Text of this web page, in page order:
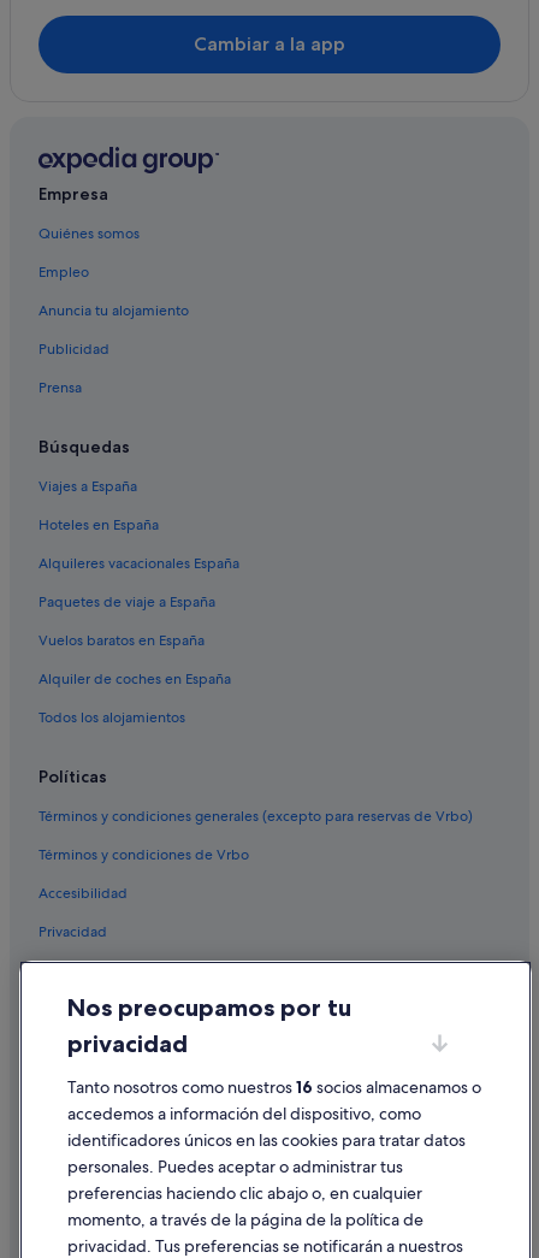
Ida Valley hoteles
Campings de caravanas en Cromwell
Aramoana hoteles
Airedale hoteles
Meadowbank hoteles
Naseby hoteles
Lauder hoteles
Ranfurly hoteles
Lower Shotover hoteles
Dingle Burn hoteles
Luggate hoteles
Tapanui hoteles
Herbert hoteles
Oamaru hoteles
St. Bathans hoteles
Queenstown hoteles
Bannockburn hoteles
Kononi hoteles
Ophir hoteles
Cambiar a la app
Empresa
Quiénes somos
Empleo
Anuncia tu alojamiento
Publicidad
Prensa
Búsquedas
Viajes a España
Hoteles en España
Alquileres vacacionales España
Paquetes de viaje a España
Vuelos baratos en España
Alquiler de coches en España
Todos los alojamientos
Políticas
Términos y condiciones generales (excepto para reservas de Vrbo)
Términos y condiciones de Vrbo
Accesibilidad
Privacidad
Condiciones de uso
Información legal/contacto
Pautas sobre el contenido y cómo denunciar contenido
Ayuda
Cancelar un vuelo
Nos preocupamos por tu
privacidad
Tanto nosotros como nuestros16 socios almacenamos o
accedemos a información del dispositivo, como
identificadores únicos en las cookies para tratar datos
personales. Puedes aceptar o administrar tus
preferencias haciendo clic abajo o, en cualquier
momento, a través de la página de la política de
privacidad. Tus preferencias se notificarán a nuestros